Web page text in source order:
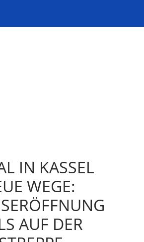
IN KASSEL
WEGE:
AUF DER